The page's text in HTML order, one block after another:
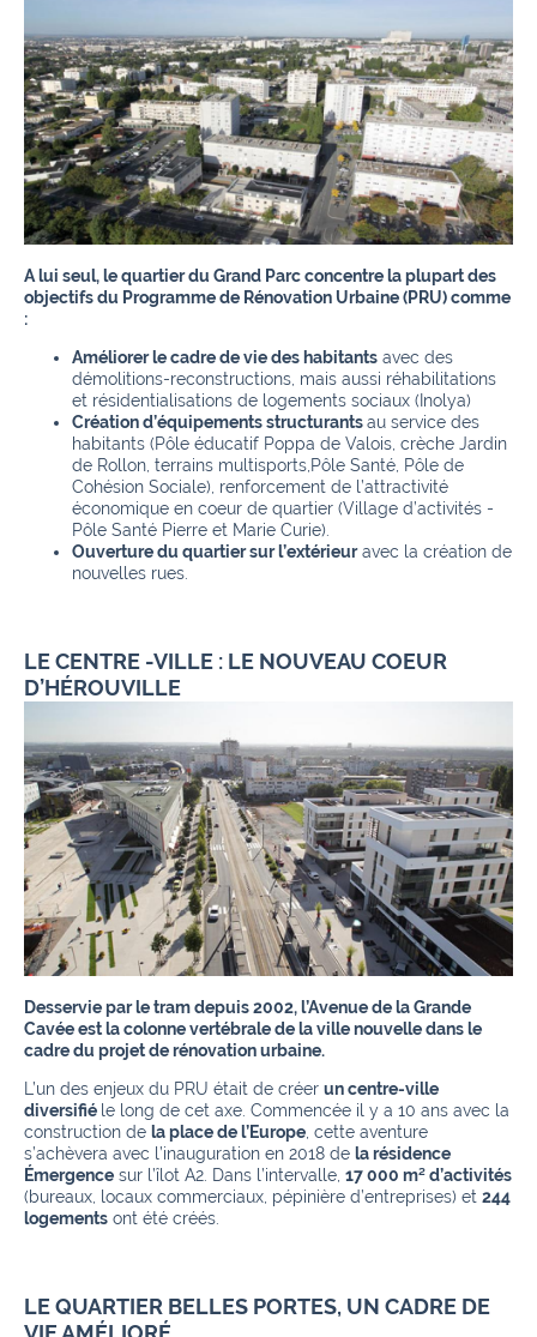
A lui seul, le quartier du Grand Parc concentre la plupart des
objectifs du Programme de Rénovation Urbaine (PRU) comme
:
Améliorer le cadre de vie des habitants avec des
démolitions-reconstructions, mais aussi réhabilitations
et résidentialisations de logements sociaux (Inolya)
Création d’équipements structurantsau service des
habitants (Pôle éducatif Poppa de Valois, crèche Jardin
de Rollon, terrains multisports,Pôle Santé, Pôle de
Cohésion Sociale), renforcement de l’attractivité
économique en coeur de quartier (Village d’activités -
Pôle Santé Pierre et Marie Curie).
Ouverture du quartier sur l’extérieuravec la création de
nouvelles rues.
LE CENTRE -VILLE : LE NOUVEAU COEUR
D’HÉROUVILLE
Desservie par le tram depuis 2002, l’Avenue de la Grande
Cavée est la colonne vertébrale de la ville nouvelle dans le
cadre du projet de rénovation urbaine.
L’un des enjeux du PRU était de créer un centre-ville
diversifié le long de cet axe. Commencée il y a 10 ans avec la
construction de la place de l’Europe , cette aventure
s’achèvera avec l’inauguration en 2018 de la résidence
Émergence sur l’îlot A2. Dans l’intervalle, 17 000 m² d’activités
(bureaux, locaux commerciaux, pépinière d’entreprises) et 244
logements ont été créés.
LE QUARTIER BELLES PORTES, UN CADRE DE